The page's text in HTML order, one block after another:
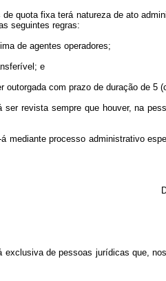
quota fixa terá natureza de ato
seguintes regras:
de agentes operadores;
e
outorgada com prazo de duração de 5
ser revista sempre que houver, na
mediante processo administrativo
de pessoas jurídicas que,